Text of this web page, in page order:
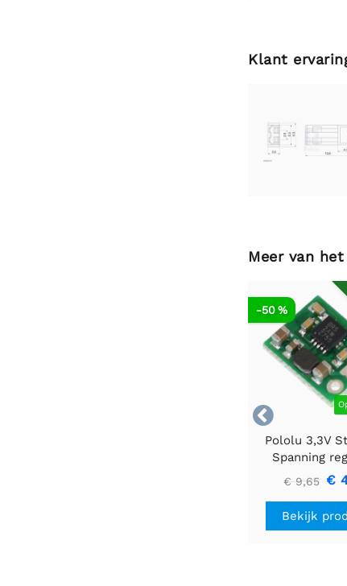
Klant
Meer van

-50 %
Pololu 3,3V
Spanning
U1V10F3
€ 9,65 €
Bekijk